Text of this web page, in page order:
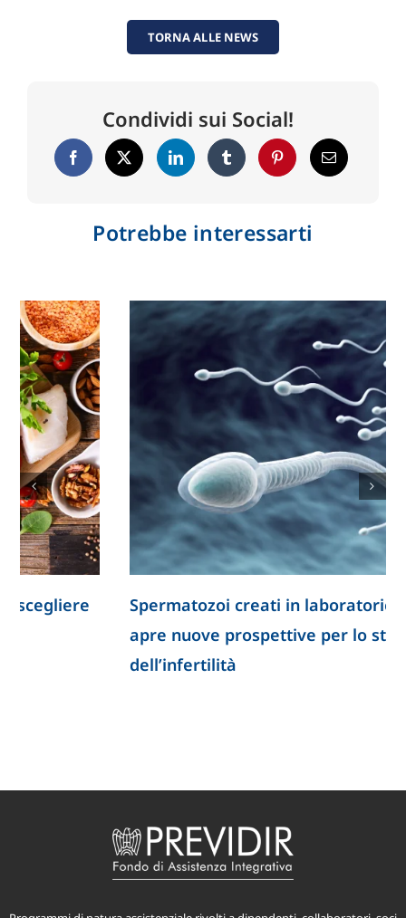
TORNA ALLE NEWS
Condividi sui Social!
Potrebbe interessarti
Spermatozoi creati in laboratorio: la ricerca
apre nuove prospettive per lo studio
dell’infertilità